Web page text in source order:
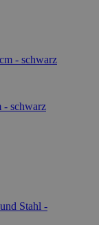
- schwarz